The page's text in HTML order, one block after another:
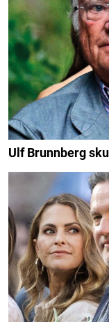
Ulf Brunnberg